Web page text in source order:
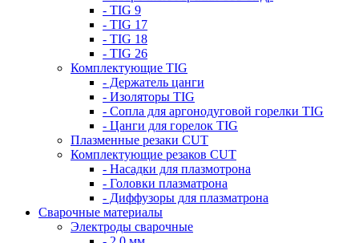
- TIG 9
- TIG 17
- TIG 18
- TIG 26
Комплектующие TIG
- Держатель цанги
- Изоляторы TIG
- Сопла для аргонодуговой горелки TIG
- Цанги для горелок TIG
Плазменные резаки CUT
Комплектующие резаков CUT
- Насадки для плазмотрона
- Головки плазматрона
- Диффузоры для плазматрона
Сварочные материалы
Электроды сварочные